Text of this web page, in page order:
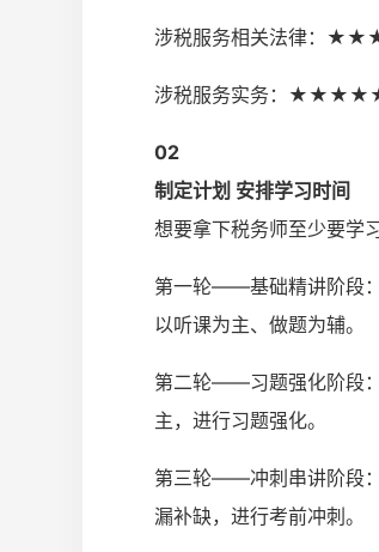
涉税服务相关法律：
涉税服务实务：
02
制定计划 安排学习时间
想要拿下税务师至少要学
第一轮——基础精讲阶段
以听课为主、做题为辅。
第二轮——习题强化阶段
主，进行习题强化。
第三轮——冲刺串讲阶段
漏补缺，进行考前冲刺。